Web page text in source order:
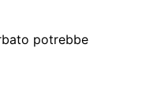
potrebbe